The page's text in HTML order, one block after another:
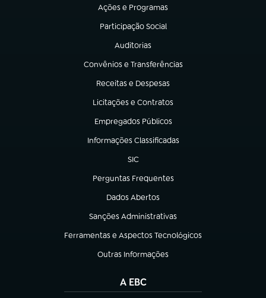
Ações e Programas
(abre em nova aba)
Participação Social
(abre em nova aba)
Auditorias
(abre em nova aba)
Convênios e Transferências
(abre em nova aba)
Receitas e Despesas
(abre em nova aba)
Licitações e Contratos
(abre em nova aba)
Empregados Públicos
(abre em nova aba)
Informações Classificadas
(abre em nova aba)
SIC
(abre em nova aba)
Perguntas Frequentes
(abre em nova aba)
Dados Abertos
(abre em nova aba)
Sanções Administrativas
(abre em nova aba)
Ferramentas e Aspectos Tecnológicos
(abre em nova aba)
Outras Informações
(abre em nova aba)
A EBC